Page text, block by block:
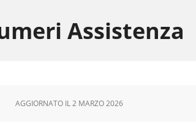
Assistenza
AGGIORNATO IL2 MARZO 2026